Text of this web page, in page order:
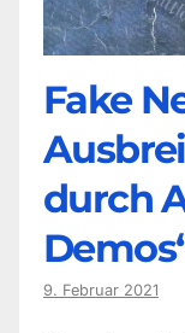
Fake
durch
9. Februar 2021